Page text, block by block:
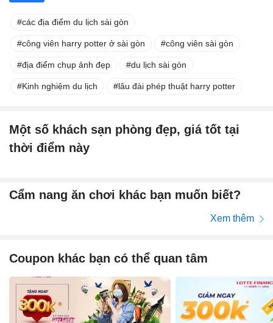
các địa điểm du lịch sài gòn
công viên harry potter ở sài gòn công viên sài gòn
địa điểm chụp ảnh đẹp du lịch sài gòn
Kinh nghiệm du lịch lâu đài phép thuật harry potter
Một số khách sạn phòng đẹp, giá tốt tại
thời điểm này
Cẩm nang ăn chơi khác bạn muốn biết?
Xem thêm
Coupon khác bạn có thể quan tâm